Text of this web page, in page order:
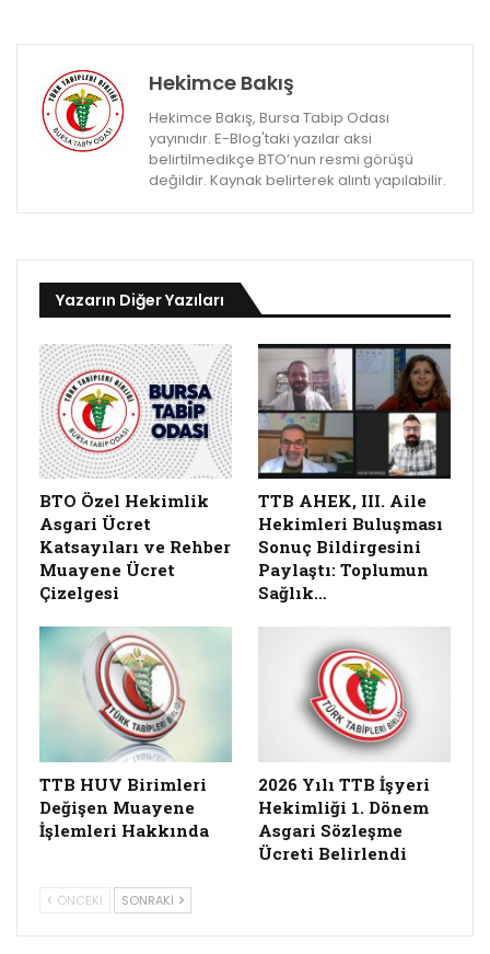
Hekimce Bakış
Hekimce Bakış, Bursa Tabip Odası
yayınıdır. E-Blog'taki yazılar aksi
belirtilmedikçe BTO’nun resmi görüşü
değildir. Kaynak belirterek alıntı yapılabilir.
Yazarın Diğer Yazıları
BTO Özel Hekimlik
Asgari Ücret
Katsayıları ve Rehber
Muayene Ücret
Çizelgesi
TTB AHEK, III. Aile
Hekimleri Buluşması
Sonuç Bildirgesini
Paylaştı: Toplumun
Sağlık…
TTB HUV Birimleri
Değişen Muayene
İşlemleri Hakkında
2026 Yılı TTB İşyeri
Hekimliği 1. Dönem
Asgari Sözleşme
Ücreti Belirlendi
ÖNCEKI SONRAKI